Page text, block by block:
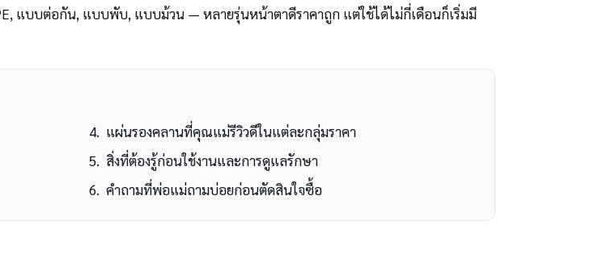
แบบต่อกัน, แบบพับ, แบบม้วน — หลายรุ่นหน้าตาดีราคาถูก แต่ใช้ได้ไม่กี่เดือนก็เริ่มมี
แผ่นรองคลานที่คุณแม่รีวิวดีในแต่ละกลุ่มราคา
สิ่งที่ต้องรู้ก่อนใช้งานและการดูแลรักษา
คำถามที่พ่อแม่ถามบ่อยก่อนตัดสินใจซื้อ